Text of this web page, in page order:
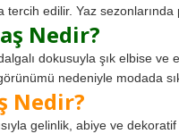
tercih edilir. Yaz sezonlarında
Nedir?
dokusuyla şık elbise ve
görünümü nedeniyle modada
Nedir?
gelinlik, abiye ve